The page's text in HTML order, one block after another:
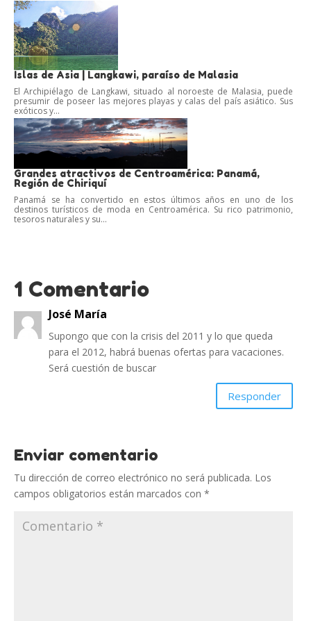
Islas de Asia | Langkawi, paraíso de Malasia
El Archipiélago de Langkawi, situado al noroeste de Malasia, puede
presumir de poseer las mejores playas y calas del país asiático. Sus
exóticos y...
Grandes atractivos de Centroamérica: Panamá,
Región de Chiriquí
Panamá se ha convertido en estos últimos años en uno de los
destinos turísticos de moda en Centroamérica. Su rico patrimonio,
tesoros naturales y su...
1 Comentario
José María
Supongo que con la crisis del 2011 y lo que queda
para el 2012, habrá buenas ofertas para vacaciones.
Será cuestión de buscar
Responder
Enviar comentario
Tu dirección de correo electrónico no será publicada. Los
campos obligatorios están marcados con *